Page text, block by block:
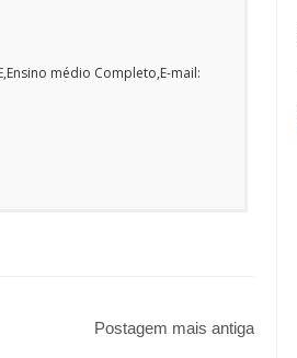
médio Completo,E-mail:
Postagem mais antiga